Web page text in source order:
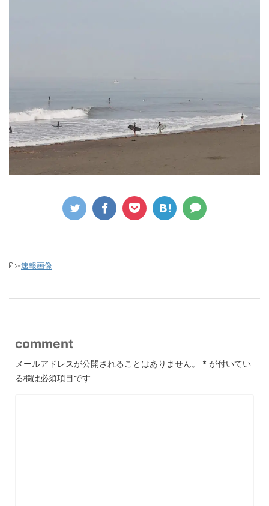
-速報画像
comment
メールアドレスが公開されることはありません。 * が付いてい
る欄は必須項目です